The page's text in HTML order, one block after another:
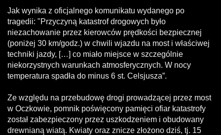
Jak wynika z oficjalnego komunikatu wydanego po
tragedii: "Przyczyną katastrof drogowych było
niezachowanie przez kierowców prędkości bezpiecznej
(poniżej 30 km/godz.) w chwili wjazdu na most i właściwej
techniki jazdy, […] co miało miejsce w szczególnie
niekorzystnych warunkach atmosferycznych. W nocy
temperatura spadła do minus 6 st. Celsjusza”.
Ze względu na przebudowę drogi prowadzącej przez most
w Oczkowie, pomnik poświęcony pamięci ofiar katastrofy
został zabezpieczony przez uszkodzeniem i obudowany
drewnianą wiatą. Kwiaty oraz znicze złożono dziś, tj. 15